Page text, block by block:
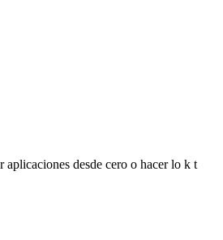
aplicaciones desde cero o hacer lo k t